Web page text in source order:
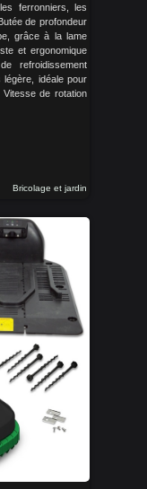
ferronniers, les
de profondeur
grâce à la lame
et ergonomique
refroidissement
idéale pour
de rotation
Bricolage et jardin